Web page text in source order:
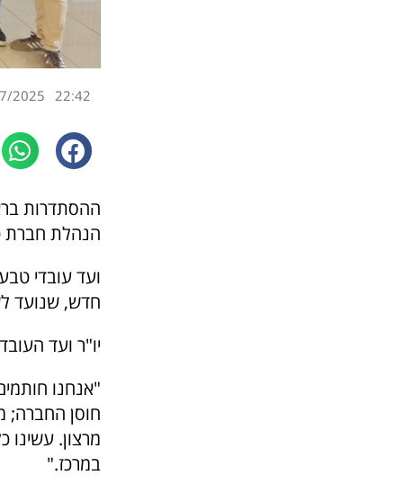
22:42
2025
ההסתדרות
הנהלת חברת
ועד עובדי
חדש, שנועד
יו"ר ועד
"אנחנו
חוסן החברה;
מרצון.
במרכז."